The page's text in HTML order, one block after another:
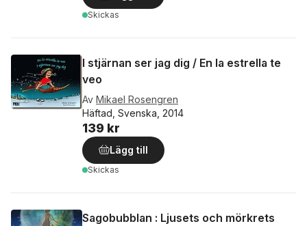
Skickas
I stjärnan ser jag dig / En la estrella te
veo
Av Mikael Rosengren
Häftad, Svenska, 2014
139 kr
Lägg till
Skickas
Sagobubblan : Ljusets och mörkrets